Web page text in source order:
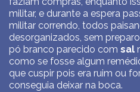
militar, e durante a espera
militar correndo, todos
desorganizados, sem
pó branco parecido com sal
como se fosse algum
que cuspir pois era ruim ou
conseguia deixar na boca.